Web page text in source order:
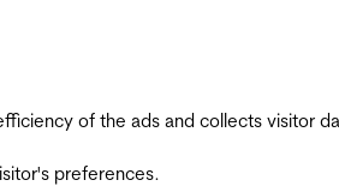
of the ads and collects visitor
preferences.